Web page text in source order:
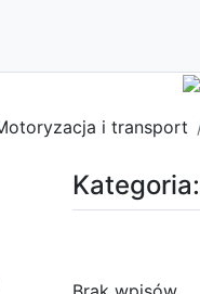
i transport